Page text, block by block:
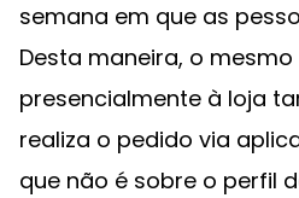
semana em que as
Desta maneira, o
presencialmente à loja
realiza o pedido via
que não é sobre o perfil